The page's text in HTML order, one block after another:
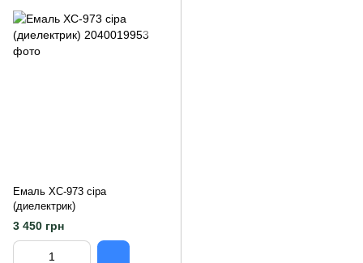
Емаль ХС-973 сіра
(диелектрик)
3 450 грн